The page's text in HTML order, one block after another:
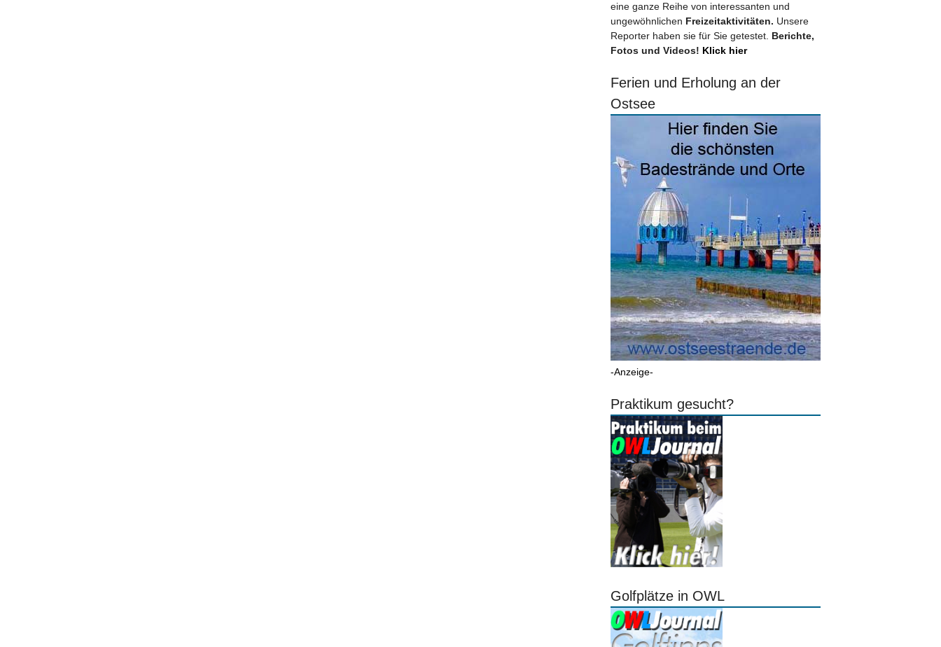
eine ganze Reihe von interessanten und
ungewöhnlichen Freizeitaktivitäten. Unsere
Reporter haben sie für Sie getestet. Berichte,
Fotos und Videos! Klick hier
Ferien und Erholung an der
Ostsee
-Anzeige-
Praktikum gesucht?
Golfplätze in OWL